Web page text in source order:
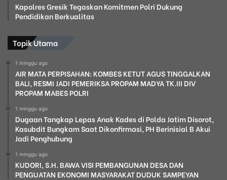
Kapolres Gresik Tegaskan Komitmen Polri Dukung
Pendidikan Berkualitas
Topik Utama
1 minggu ago
AIR MATA PERPISAHAN: KOMBES KETUT AGUS TINGGALKAN
BALI, RESMI JADI PEMERIKSA PROPAM MADYA TK.III DIV
PROPAM MABES POLRI
1 minggu ago
Dugaan Tangkap Lepas Anak Kades di Polda Jatim Disorot,
Kasubdit Bungkam Saat Dikonfirmasi, PH Berinisial B Akui
Jadi Penghubung
1 minggu ago
KUDORI, S.H. BAWA VISI PEMBANGUNAN DESA DAN
PENGUATAN EKONOMI MASYARAKAT DUDUK SAMPEYAN